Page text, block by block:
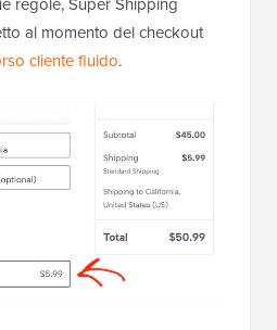
al momento del checkout
cliente fluido.